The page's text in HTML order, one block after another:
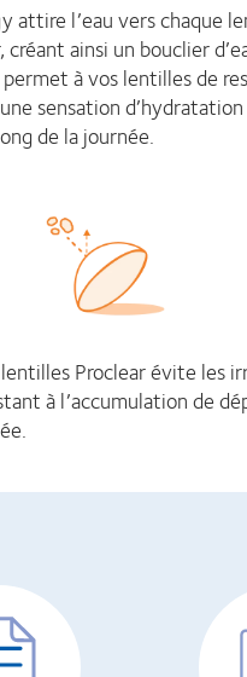
attire l’eau vers chaque
ainsi un bouclier
à vos lentilles de
sensation
de la journée.
Proclear évite les
à l’accumulation de